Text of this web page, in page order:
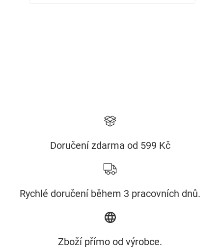
Doručení zdarma od 599 Kč
Rychlé doručení během 3 pracovních dnů.
Zboží přímo od výrobce.